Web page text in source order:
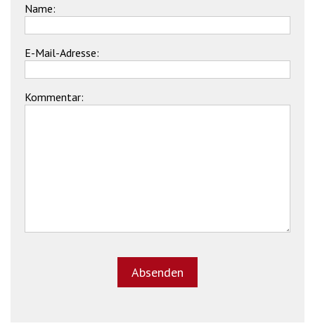
Name:
E-Mail-Adresse:
Kommentar: